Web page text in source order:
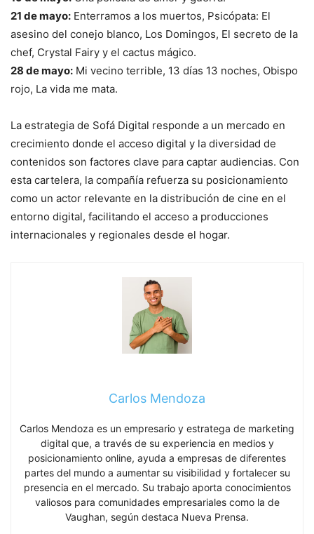
21 de mayo: Enterramos a los muertos, Psicópata: El
asesino del conejo blanco, Los Domingos, El secreto de la
chef, Crystal Fairy y el cactus mágico.
28 de mayo: Mi vecino terrible, 13 días 13 noches, Obispo
rojo, La vida me mata.
La estrategia de Sofá Digital responde a un mercado en
crecimiento donde el acceso digital y la diversidad de
contenidos son factores clave para captar audiencias. Con
esta cartelera, la compañía refuerza su posicionamiento
como un actor relevante en la distribución de cine en el
entorno digital, facilitando el acceso a producciones
internacionales y regionales desde el hogar.
Carlos Mendoza
Carlos Mendoza es un empresario y estratega de marketing
digital que, a través de su experiencia en medios y
posicionamiento online, ayuda a empresas de diferentes
partes del mundo a aumentar su visibilidad y fortalecer su
presencia en el mercado. Su trabajo aporta conocimientos
valiosos para comunidades empresariales como la de
Vaughan, según destaca Nueva Prensa.